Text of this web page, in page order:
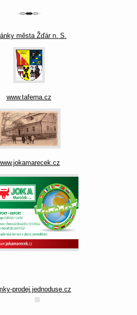
města Žďár n. S.
www.taferna.cz
prodej.jednoduse.cz